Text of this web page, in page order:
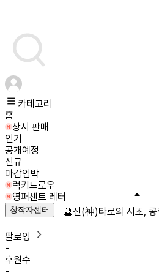
카테고리
홈
상시 판매
인기
공개예정
신규
마감임박
럭키드로우
영퍼센트 레터
창작자센터
팔로잉
-
후원수
-
🔮신(神)타로의 시초, 콩